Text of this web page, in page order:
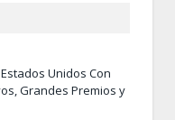
Unidos Con
Grandes Premios y